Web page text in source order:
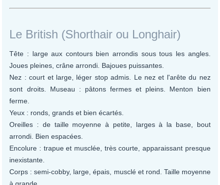
Le British (Shorthair ou Longhair)
Tête : large aux contours bien arrondis sous tous les angles.
Joues pleines, crâne arrondi. Bajoues puissantes.
Nez : court et large, léger stop admis. Le nez et l'arête du nez
sont droits. Museau : pâtons fermes et pleins. Menton bien
ferme.
Yeux : ronds, grands et bien écartés.
Oreilles : de taille moyenne à petite, larges à la base, bout
arrondi. Bien espacées.
Encolure : trapue et musclée, très courte, apparaissant presque
inexistante.
Corps : semi-cobby, large, épais, musclé et rond. Taille moyenne
à grande.